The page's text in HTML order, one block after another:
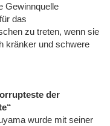
Gewinnquelle
das
zu treten, wenn sie
kränker und schwere
der
wurde mit seiner